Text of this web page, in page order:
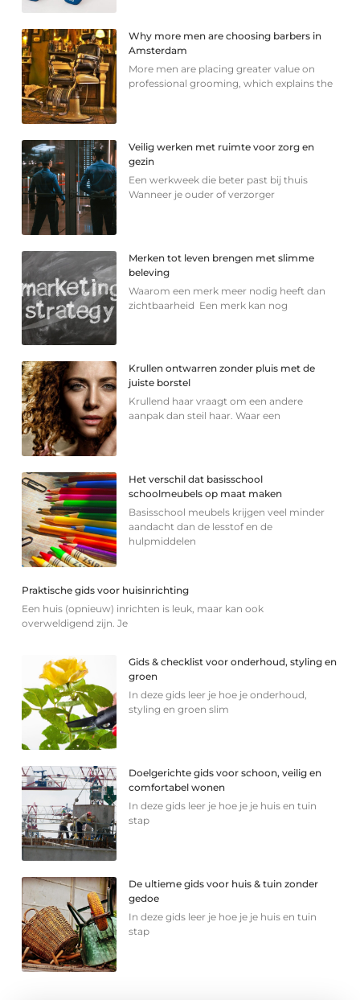
Why more men are choosing barbers in
Amsterdam
More men are placing greater value on
professional grooming, which explains the
Veilig werken met ruimte voor zorg en
gezin
Een werkweek die beter past bij thuis
Wanneer je ouder of verzorger
Merken tot leven brengen met slimme
beleving
Waarom een merk meer nodig heeft dan
zichtbaarheid Een merk kan nog
Krullen ontwarren zonder pluis met de
juiste borstel
Krullend haar vraagt om een andere
aanpak dan steil haar. Waar een
Het verschil dat basisschool
schoolmeubels op maat maken
Basisschool meubels krijgen veel minder
aandacht dan de lesstof en de
hulpmiddelen
Praktische gids voor huisinrichting
Een huis (opnieuw) inrichten is leuk, maar kan ook
overweldigend zijn. Je
Gids & checklist voor onderhoud, styling en
groen
In deze gids leer je hoe je onderhoud,
styling en groen slim
Doelgerichte gids voor schoon, veilig en
comfortabel wonen
In deze gids leer je hoe je je huis en tuin
stap
De ultieme gids voor huis & tuin zonder
gedoe
In deze gids leer je hoe je je huis en tuin
stap